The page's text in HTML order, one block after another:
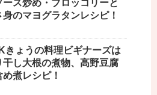
ース炒め・ブロッコリーと
身のマヨグラタンレシピ！
きょうの料理ビギナーズは
干し大根の煮物、高野豆腐
め煮レシピ！